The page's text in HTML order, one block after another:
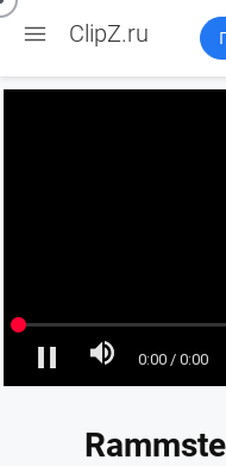
 ClipZ.ru